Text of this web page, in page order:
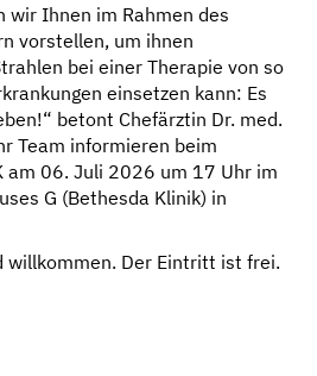
wir Ihnen im Rahmen des
vorstellen, um ihnen
bei einer Therapie von so
einsetzen kann: Es
betont Chefärztin Dr. med.
Team informieren beim
am 06. Juli 2026 um 17 Uhr im
G (Bethesda Klinik) in
Der Eintritt ist frei.